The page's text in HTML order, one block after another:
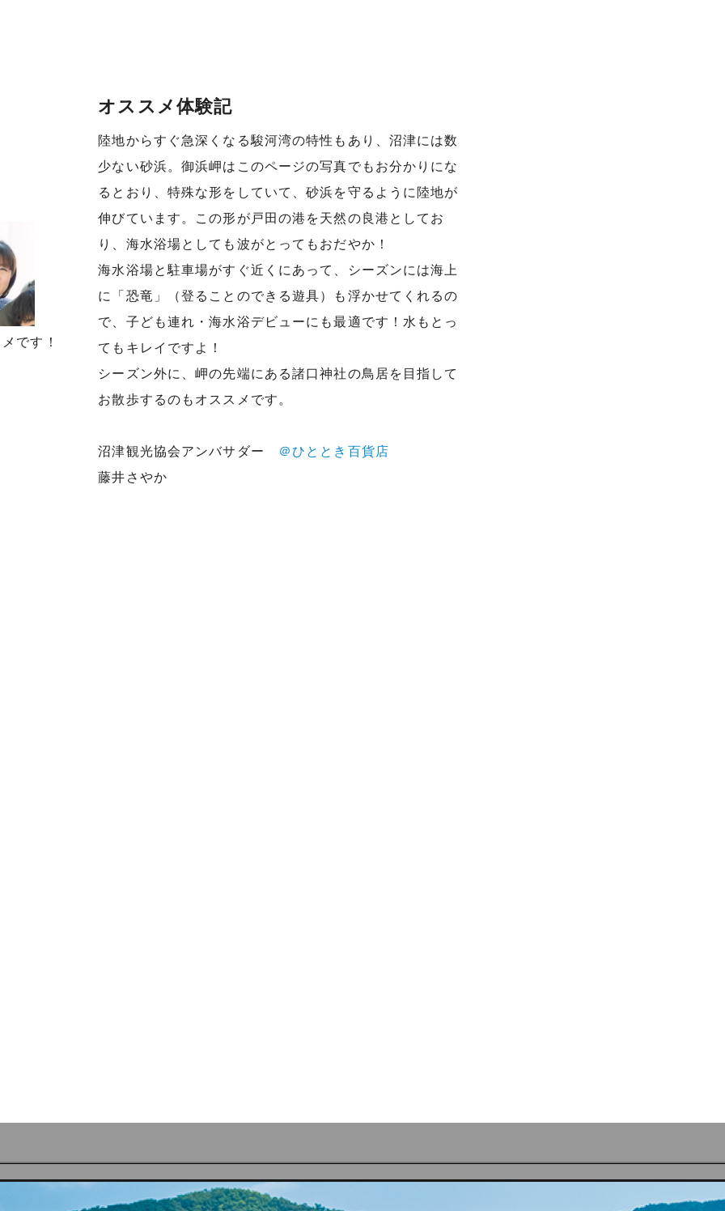
です！
オススメ体験記
陸地からすぐ急深くなる駿河湾の特性もあり、沼津には数
少ない砂浜。御浜岬はこのページの写真でもお分かりにな
るとおり、特殊な形をしていて、砂浜を守るように陸地が
伸びています。この形が戸田の港を天然の良港としてお
り、海水浴場としても波がとってもおだやか！
海水浴場と駐車場がすぐ近くにあって、シーズンには海上
に「恐竜」（登ることのできる遊具）も浮かせてくれるの
で、子ども連れ・海水浴デビューにも最適です！水もとっ
てもキレイですよ！
シーズン外に、岬の先端にある諸口神社の鳥居を目指して
お散歩するのもオススメです。
沼津観光協会アンバサダー ＠ひととき百貨店
藤井さやか